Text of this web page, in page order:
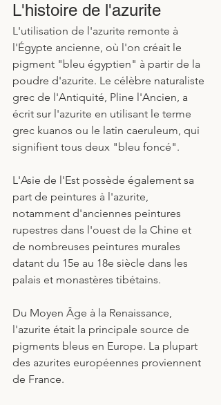
L'histoire de l'azurite
L'utilisation de l'azurite remonte à
l'Égypte ancienne, où l'on créait le
pigment "bleu égyptien" à partir de la
poudre d'azurite. Le célèbre naturaliste
grec de l'Antiquité, Pline l'Ancien, a
écrit sur l'azurite en utilisant le terme
grec kuanos ou le latin caeruleum, qui
signifient tous deux "bleu foncé".
L'Asie de l'Est possède également sa
part de peintures à l'azurite,
notamment d'anciennes peintures
rupestres dans l'ouest de la Chine et
de nombreuses peintures murales
datant du 15e au 18e siècle dans les
palais et monastères tibétains.
Du Moyen Âge à la Renaissance,
l'azurite était la principale source de
pigments bleus en Europe. La plupart
des azurites européennes proviennent
de France.